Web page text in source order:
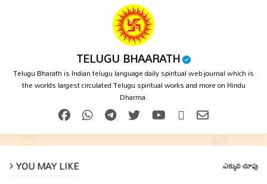
TELUGU BHAARATH
Telugu Bharath is Indian telugu language daily spiritual web journal which is
the worlds largest circulated Telugu spiritual works and more on Hindu
Dharma.
YOU MAY LIKE ఎక్కువ చూపు